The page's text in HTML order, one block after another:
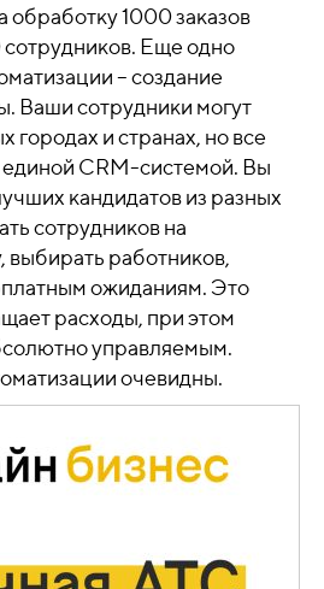
обработку 1000 заказов
Еще одно
– создание
Ваши сотрудники могут
городах и странах, но все
CRM-системой. Вы
кандидатов из разных
сотрудников на
работников,
ожиданиям. Это
расходы, при этом
управляемым.
очевидны.